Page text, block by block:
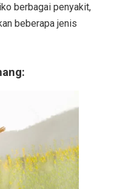
berbagai penyakit,
beberapa jenis